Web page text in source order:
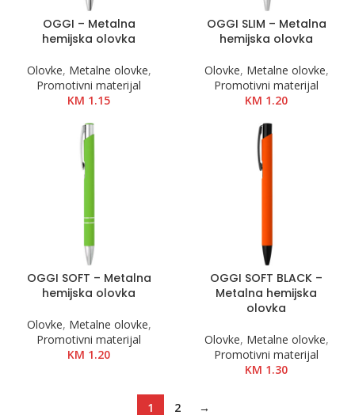
OGGI – Metalna
hemijska olovka
Olovke, Metalne olovke,
Promotivni materijal
KM 1.15
OGGI SLIM – Metalna
hemijska olovka
Olovke, Metalne olovke,
Promotivni materijal
KM 1.20
OGGI SOFT – Metalna
hemijska olovka
Olovke, Metalne olovke,
Promotivni materijal
KM 1.20
OGGI SOFT BLACK –
Metalna hemijska
olovka
Olovke, Metalne olovke,
Promotivni materijal
KM 1.30
1 2 →